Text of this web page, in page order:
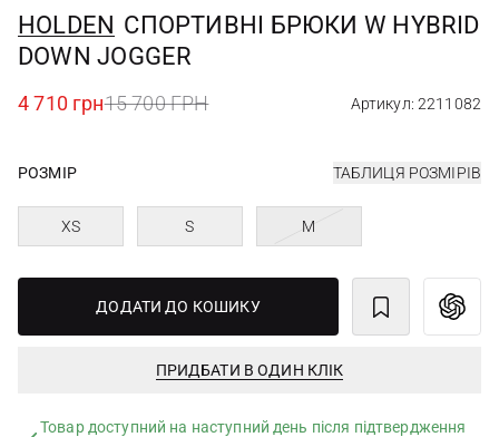
HOLDEN СПОРТИВНІ БРЮКИ W HYBRID
DOWN JOGGER
4 710 грн15 700 ГРН Артикул: 2211082
РОЗМІР ТАБЛИЦЯ РОЗМІРІВ
XS S M
ДОДАТИ ДО КОШИКУ
ПРИДБАТИ В ОДИН КЛІК
Товар доступний на наступний день після підтвердження